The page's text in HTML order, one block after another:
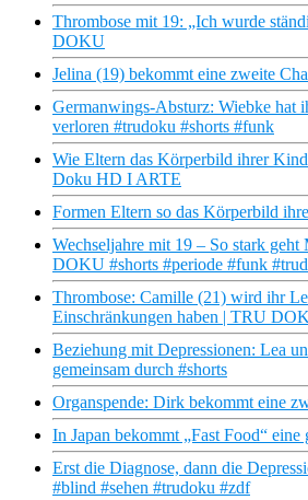
Thrombose mit 19: „Ich wurde
DOKU
Jelina (19) bekommt eine zweite
Germanwings-Absturz: Wiebke hat
verloren #trudoku #shorts #funk
Wie Eltern das Körperbild ihrer
Doku HD I ARTE
Formen Eltern so das Körperbild
Wechseljahre mit 19 – So stark
DOKU #shorts #periode #funk
Thrombose: Camille (21) wird ihr
Einschränkungen haben | TRU
Beziehung mit Depressionen: Lea
gemeinsam durch #shorts
Organspende: Dirk bekommt eine
In Japan bekommt „Fast Food“ eine
Erst die Diagnose, dann die
#blind #sehen #trudoku #zdf